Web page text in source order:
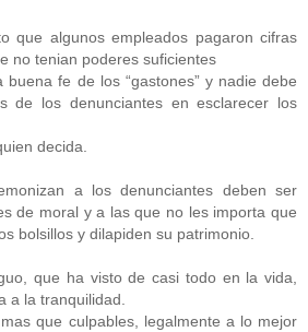
que algunos empleados pagaron cifras
no tenian poderes suficientes
buena fe de los “gastones” y nadie debe
de los denunciantes en esclarecer los
decida.
a los denunciantes deben ser
de moral y a las que no les importa que
bolsillos y dilapiden su patrimonio.
que ha visto de casi todo en la vida,
a la tranquilidad.
que culpables, legalmente a lo mejor